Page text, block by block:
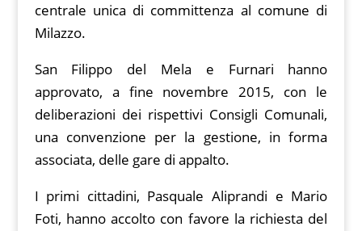
centrale unica di committenza al comune di
Milazzo.
San Filippo del Mela e Furnari hanno
approvato, a fine novembre 2015, con le
deliberazioni dei rispettivi Consigli Comunali,
una convenzione per la gestione, in forma
associata, delle gare di appalto.
I primi cittadini, Pasquale Aliprandi e Mario
Foti, hanno accolto con favore la richiesta del